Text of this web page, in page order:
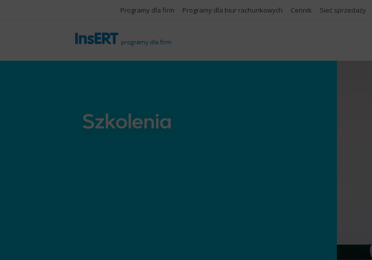
Programy dla firm Programy dla biur rachunkowych Cennik Sieć sprzedaży